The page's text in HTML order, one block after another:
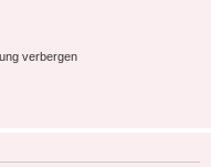
verbergen